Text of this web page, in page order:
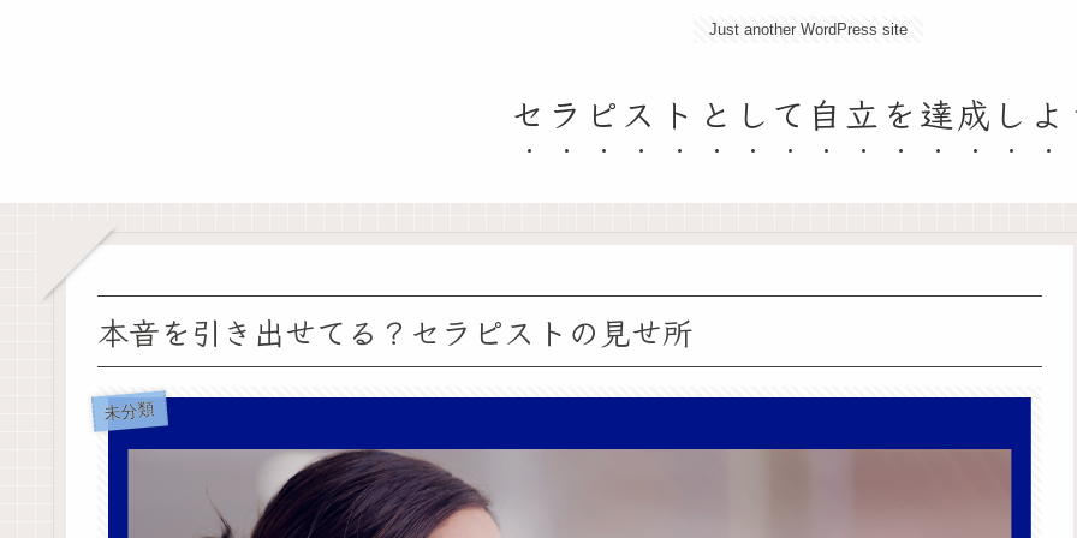
Just another WordPress site
セラピストとして自立を達成しよ
本音を引き出せてる？セラピストの見せ所
未分類